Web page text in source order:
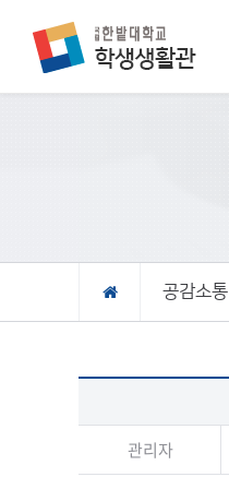
공감소통
관리자